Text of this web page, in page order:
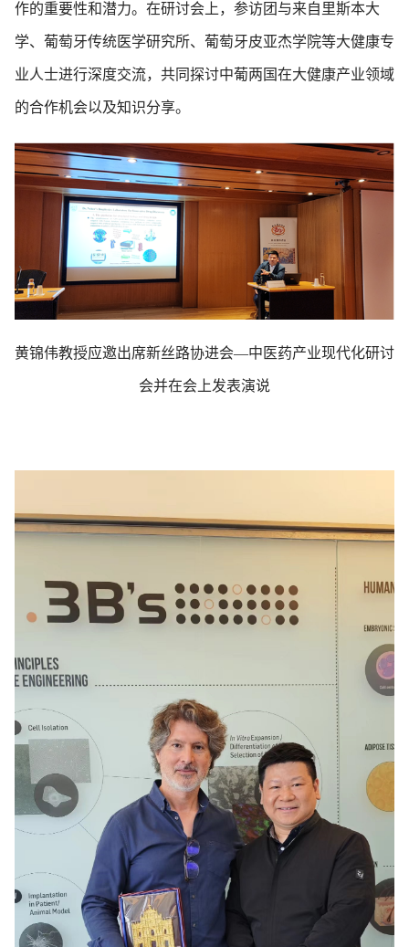
作的重要性和潜力。在研讨会上，参访团与来自里斯本大
学、葡萄牙传统医学研究所、葡萄牙皮亚杰学院等大健康专
业人士进行深度交流，共同探讨中葡两国在大健康产业领域
的合作机会以及知识分享。
黄锦伟教授应邀出席新丝路协进会—中医药产业现代化研讨
会并在会上发表演说